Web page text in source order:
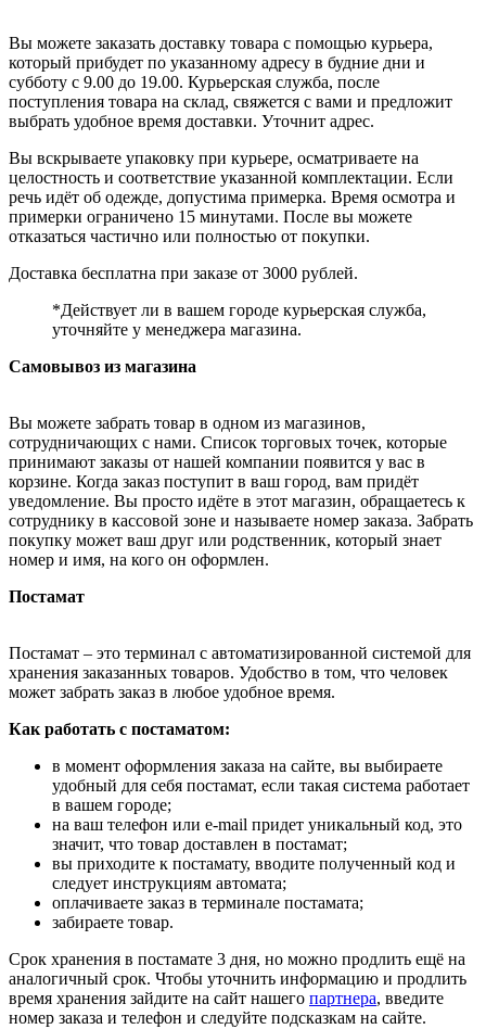
Вы можете заказать доставку товара с помощью курьера,
который прибудет по указанному адресу в будние дни и
субботу с 9.00 до 19.00. Курьерская служба, после
поступления товара на склад, свяжется с вами и предложит
выбрать удобное время доставки. Уточнит адрес.
Вы вскрываете упаковку при курьере, осматриваете на
целостность и соответствие указанной комплектации. Если
речь идёт об одежде, допустима примерка. Время осмотра и
примерки ограничено 15 минутами. После вы можете
отказаться частично или полностью от покупки.
Доставка бесплатна при заказе от 3000 рублей.
*Действует ли в вашем городе курьерская служба,
уточняйте у менеджера магазина.
Самовывоз из магазина
Вы можете забрать товар в одном из магазинов,
сотрудничающих с нами. Список торговых точек, которые
принимают заказы от нашей компании появится у вас в
корзине. Когда заказ поступит в ваш город, вам придёт
уведомление. Вы просто идёте в этот магазин, обращаетесь к
сотруднику в кассовой зоне и называете номер заказа. Забрать
покупку может ваш друг или родственник, который знает
номер и имя, на кого он оформлен.
Постамат
Постамат – это терминал с автоматизированной системой для
хранения заказанных товаров. Удобство в том, что человек
может забрать заказ в любое удобное время.
Как работать с постаматом:
в момент оформления заказа на сайте, вы выбираете
удобный для себя постамат, если такая система работает
в вашем городе;
на ваш телефон или e-mail придет уникальный код, это
значит, что товар доставлен в постамат;
вы приходите к постамату, вводите полученный код и
следует инструкциям автомата;
оплачиваете заказ в терминале постамата;
забираете товар.
Срок хранения в постамате 3 дня, но можно продлить ещё на
аналогичный срок. Чтобы уточнить информацию и продлить
время хранения зайдите на сайт нашего партнера, введите
номер заказа и телефон и следуйте подсказкам на сайте.